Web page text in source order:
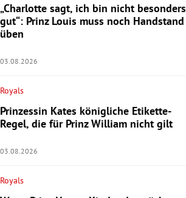
„Charlotte sagt, ich bin nicht besonders
gut“: Prinz Louis muss noch Handstand
üben
03.08.2026
Royals
Prinzessin Kates königliche Etikette-
Regel, die für Prinz William nicht gilt
03.08.2026
Royals